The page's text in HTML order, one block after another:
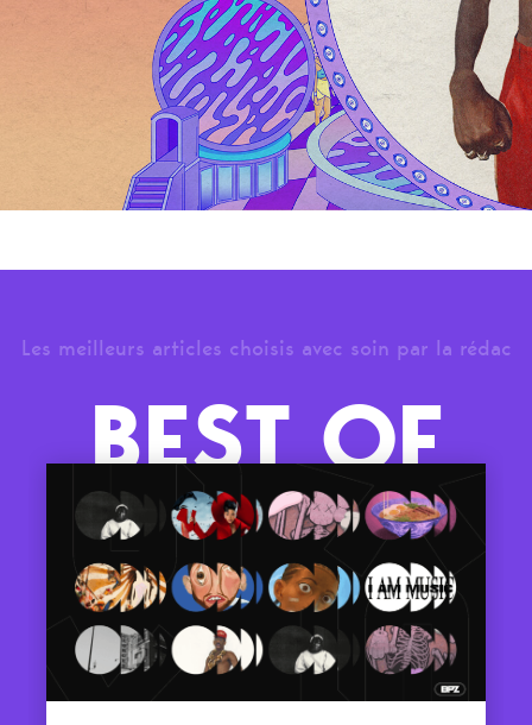
Les meilleurs articles choisis avec soin par la rédac
BEST OF